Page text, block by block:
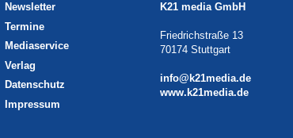
Newsletter
Termine
Mediaservice
Verlag
Datenschutz
Impressum
K21 media GmbH
Friedrichstraße 13
70174 Stuttgart
info@k21media.de
www.k21media.de